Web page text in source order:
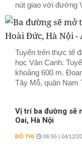
nút giao với đường
Tuyến trên thực tế
học Vân Canh.
khoảng 600 m.
Tây Mỗ, quận Nam
Vị trí ba đường sẽ
Oai, Hà Nội
ĐÔ THỊ 06:55 | 04/12/